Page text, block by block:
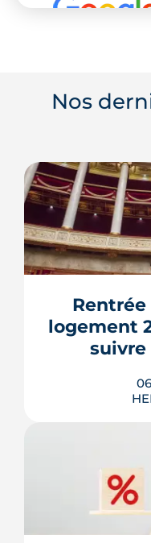
Nos
logement
Après un
l'automne
pour le